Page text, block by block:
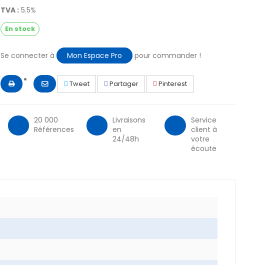
TVA : 5.5%
En stock
Se connecter à Mon Espace Pro pour commander !
Tweet Partager Pinterest
20 000
Références
Livraisons
en
24/48h
Service
client à
votre
écoute